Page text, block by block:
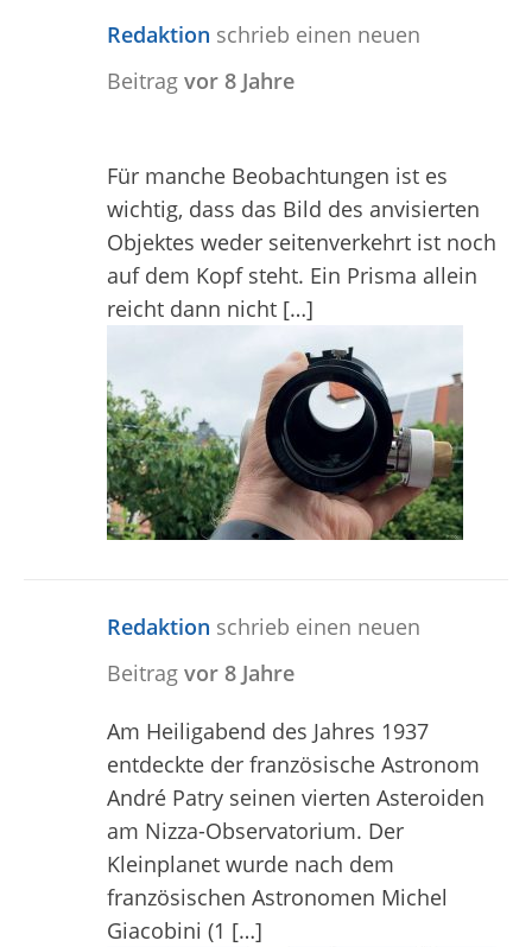
Redaktion schrieb einen neuen
Beitrag vor 8 Jahre
Für manche Beobachtungen ist es
wichtig, dass das Bild des anvisierten
Objektes weder seitenverkehrt ist noch
auf dem Kopf steht. Ein Prisma allein
reicht dann nicht […]
Redaktion schrieb einen neuen
Beitrag vor 8 Jahre
Am Heiligabend des Jahres 1937
entdeckte der französische Astronom
André Patry seinen vierten Asteroiden
am Nizza-Observatorium. Der
Kleinplanet wurde nach dem
französischen Astronomen Michel
Giacobini (1 […]